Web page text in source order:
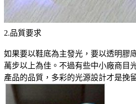
2.品質要求
如果要以鞋底為主發光，要以透明膠
萬步以上為佳。不過有些中小廠商目
產品的品質，多彩的光源設計才是挽